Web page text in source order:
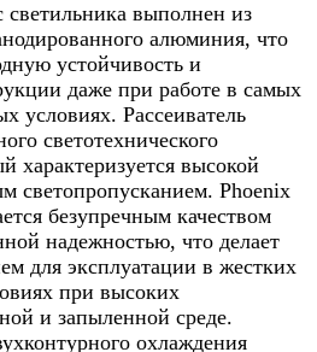
выполнен из
алюминия, что
устойчивость и
даже при работе в самых
условиях. Рассеиватель
светотехнического
характеризуется высокой
светопропусканием. Phoenix
безупречным качеством
надежностью, что делает
для эксплуатации в жестких
при высоких
и запыленной среде.
охлаждения